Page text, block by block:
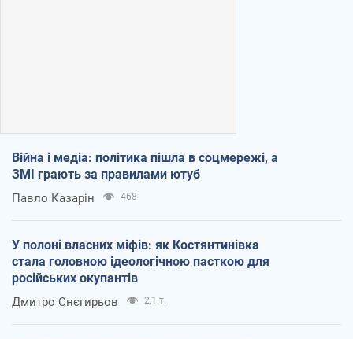
Війна і медіа: політика пішла в соцмережі, а
ЗМІ грають за правилами ютуб
Павло Казарін 468
У полоні власних міфів: як Костянтинівка
стала головною ідеологічною пасткою для
російських окупантів
Дмитро Снєгирьов 2,1 т.